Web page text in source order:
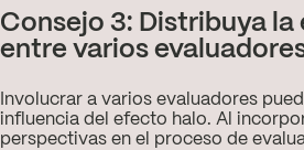
Consejo 3: Distribuya la
entre varios
Involucrar a varios evaluadores
influencia del efecto halo. Al
perspectivas en el proceso de